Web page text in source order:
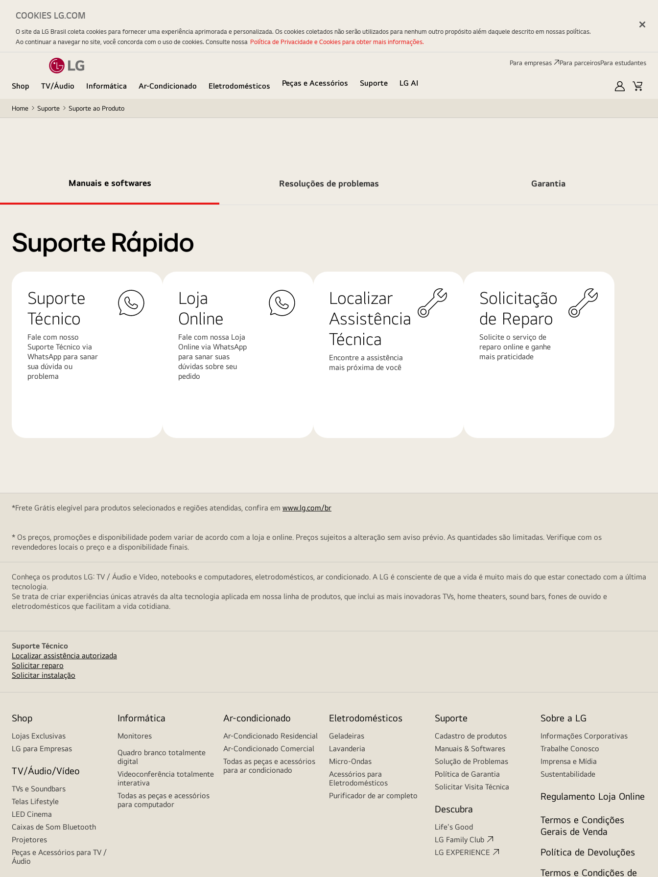
Para empresas Para parceirosPara estudantes
Shop TV/Áudio Informática Ar-Condicionado Eletrodomésticos Peças e Acessórios Suporte
LG AI
Minha
Home Suporte Suporte ao Produto
Manuais e softwares Resoluções de problemas Garantia
Suporte Rápido
Suporte
Técnico
Fale com nosso
Suporte Técnico via
WhatsApp para sanar
sua dúvida ou
problema
Loja
Online
Fale com nossa Loja
Online via WhatsApp
para sanar suas
dúvidas sobre seu
pedido
Localizar
Assistência
Técnica
Encontre a assistência
mais próxima de você
Solicitação
de Reparo
Solicite o serviço de
reparo online e ganhe
mais praticidade
*Frete Grátis elegível para produtos selecionados e regiões atendidas, confira em www.lg.com/br
* Os preços, promoções e disponibilidade podem variar de acordo com a loja e online. Preços sujeitos a alteração sem aviso prévio. As quantidades são limitadas. Verifique com os
revendedores locais o preço e a disponibilidade finais.
Conheça os produtos LG: TV / Áudio e Vídeo, notebooks e computadores, eletrodomésticos, ar condicionado. A LG é consciente de que a vida é muito mais do que estar conectado com a última
tecnologia.
Se trata de criar experiências únicas através da alta tecnologia aplicada em nossa linha de produtos, que inclui as mais inovadoras TVs, home theaters, sound bars, fones de ouvido e
eletrodomésticos que facilitam a vida cotidiana.
Suporte Técnico
Localizar assistência autorizada
Solicitar reparo
Solicitar instalação
Shop
Lojas Exclusivas
LG para Empresas
TV/Áudio/Vídeo
TVs e Soundbars
Telas Lifestyle
LED Cinema
Caixas de Som Bluetooth
Projetores
Peças e Acessórios para TV /
Áudio
Informática
Monitores
Quadro branco totalmente
digital
Videoconferência totalmente
interativa
Todas as peças e acessórios
para computador
Ar-condicionado
Ar-Condicionado Residencial
Ar-Condicionado Comercial
Todas as peças e acessórios
para ar condicionado
Eletrodomésticos
Geladeiras
Lavanderia
Micro-Ondas
Acessórios para
Eletrodomésticos
Purificador de ar completo
Suporte
Cadastro de produtos
Manuais & Softwares
Solução de Problemas
Política de Garantia
Solicitar Visita Técnica
Descubra
Life's Good
LG Family Club
LG EXPERIENCE
Sobre a LG
Informações Corporativas
Trabalhe Conosco
Imprensa e Mídia
Sustentabilidade
Regulamento Loja Online
Termos e Condições
Gerais de Venda
Política de Devoluções
Termos e Condições de
COOKIES LG.COM
O site da LG Brasil coleta cookies para fornecer uma experiência aprimorada e personalizada. Os cookies coletados não serão utilizados para nenhum outro propósito além daquele descrito em nossas políticas.
Ao continuar a navegar no site, você concorda com o uso de cookies. Consulte nossa Política de Privacidade e Cookies para obter mais informações.